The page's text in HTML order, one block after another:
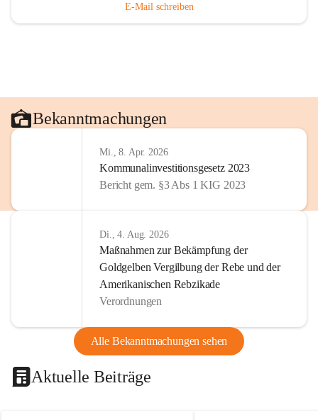
E-Mail schreiben
Bekanntmachungen
Mi., 8. Apr. 2026
Kommunalinvestitionsgesetz 2023
Bericht gem. §3 Abs 1 KIG 2023
Di., 4. Aug. 2026
Maßnahmen zur Bekämpfung der
Goldgelben Vergilbung der Rebe und der
Amerikanischen Rebzikade
Verordnungen
Alle Bekanntmachungen sehen
Aktuelle Beiträge